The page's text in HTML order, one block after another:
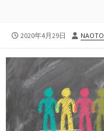
公
日
2020年4月29日
投
者
NAOTO